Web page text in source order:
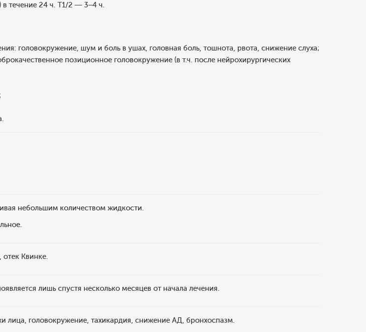
течение 24 ч. T1/2 — 3–4 ч.
головокружение, шум и боль в ушах, головная боль, тошнота, рвота, снижение слуха;
позиционное головокружение (в т.ч. после нейрохирургических
небольшим количеством жидкости.
Квинке.
лишь спустя несколько месяцев от начала лечения.
лица, головокружение, тахикардия, снижение АД, бронхоспазм.